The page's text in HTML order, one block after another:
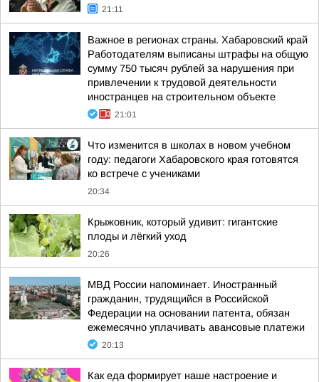
21:11
Важное в регионах страны. Хабаровский край
Работодателям выписаны штрафы на общую
сумму 750 тысяч рублей за нарушения при
привлечении к трудовой деятельности
иностранцев на строительном объекте
21:01
Что изменится в школах в новом учебном
году: педагоги Хабаровского края готовятся
ко встрече с учениками
20:34
Крыжовник, который удивит: гигантские
плоды и лёгкий уход
20:26
МВД России напоминает. Иностранный
гражданин, трудящийся в Российской
Федерации на основании патента, обязан
ежемесячно уплачивать авансовые платежи
20:13
Как еда формирует наше настроение и